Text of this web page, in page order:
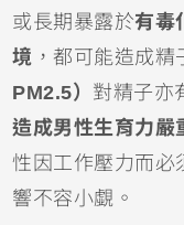
或長期暴露於有毒
境 ，都可能造成
PM2.5） 對精子亦
造成男性生育力嚴
性因工作壓力而必
響不容小覷。